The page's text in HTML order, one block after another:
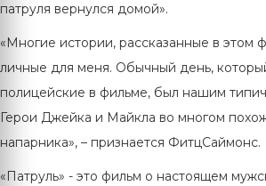
патруля вернулся домой».
«Многие истории, рассказанные в этом
личные для меня. Обычный день,
полицейские в фильме, был нашим
Герои Джейка и Майкла во многом
напарника», – признается ФитцСаймонс.
«Патруль» - это фильм о настоящем